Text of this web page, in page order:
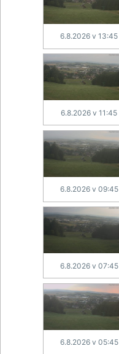
6.8.2026 v 13:45
6.8.2026 v 11:45
6.8.2026 v 09:45
6.8.2026 v 07:45
6.8.2026 v 05:45